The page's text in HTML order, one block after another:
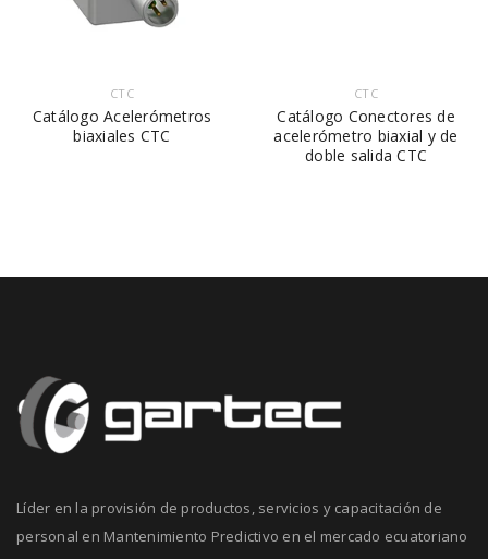
CTC
Catálogo Acelerómetros
biaxiales CTC
CTC
Catálogo Conectores de
acelerómetro biaxial y de
doble salida CTC
Líder en la provisión de productos, servicios y capacitación de
personal en Mantenimiento Predictivo en el mercado ecuatoriano